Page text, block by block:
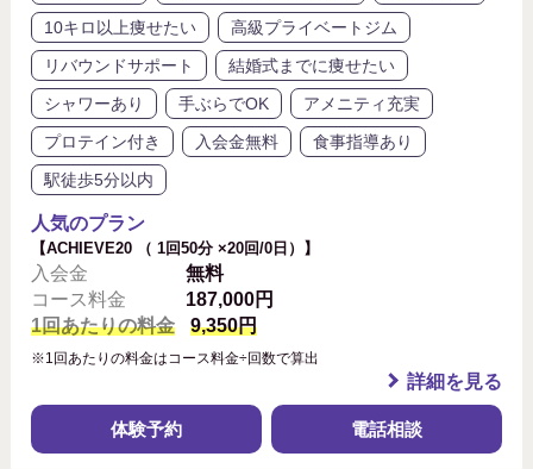
10キロ以上痩せたい
高級プライベートジム
リバウンドサポート
結婚式までに痩せたい
シャワーあり
手ぶらでOK
アメニティ充実
プロテイン付き
入会金無料
食事指導あり
駅徒歩5分以内
人気のプラン
【ACHIEVE20 （ 1回50分 ×20回/0日）】
入会金
無料
コース料金
187,000円
1回あたりの料金
9,350円
※1回あたりの料金はコース料金÷回数で算出
詳細を見る
体験予約 電話相談